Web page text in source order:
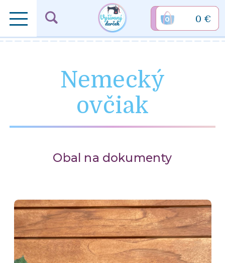
0 0 €
Nemecký
ovčiak
Obal na dokumenty